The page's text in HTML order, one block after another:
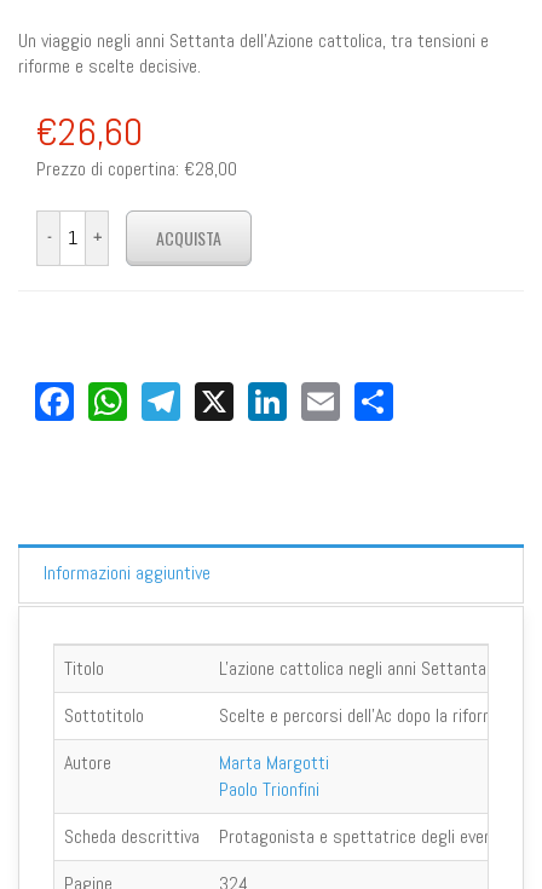
Un viaggio negli anni Settanta dell'Azione cattolica, tra tensioni e
riforme e scelte decisive.
€26,60
Prezzo di copertina: €28,00
Facebook
WhatsApp
Telegram
X LinkedIn
Email
Informazioni aggiuntive
Titolo
L'azione cattolica negli anni Settanta
Sottotitolo
Scelte e percorsi dell'Ac dopo la riforma
Autore
Marta Margotti
Paolo Trionfini
Scheda descrittiva
Protagonista e spettatrice degli eventi
Pagine
324